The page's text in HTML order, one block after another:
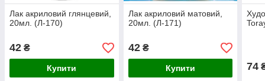
Лак акриловий глянцевий,
20мл. (Л-170)
42 ₴
Купити
Лак акриловий матовий,
20мл. (Л-171)
42₴
Купити 74